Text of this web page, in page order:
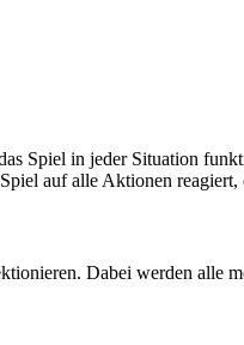
Spiel in jeder Situation
auf alle Aktionen reagiert,
Dabei werden alle